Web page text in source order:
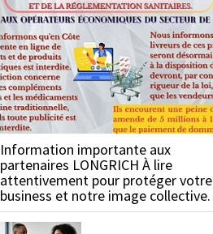
Information importante aux
partenaires LONGRICH À lire
attentivement pour protéger votre
business et notre image collective.